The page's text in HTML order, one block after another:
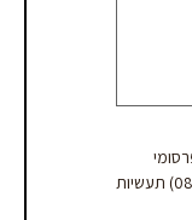
בדוא"ל ו/או מסרונים מרב-בריח (08) תעשיות